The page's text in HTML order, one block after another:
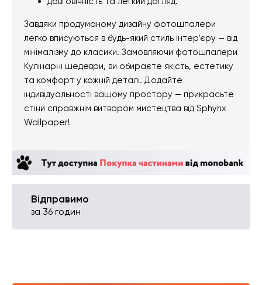
Завдяки продуманому дизайну фотошпалери
легко вписуються в будь-який стиль інтер’єру — від
мінімалізму до класики. Замовляючи фотошпалери
Кулінарні шедеври, ви обираєте якість, естетику
та комфорт у кожній деталі. Додайте
індивідуальності вашому простору — прикрасьте
стіни справжнім витвором мистецтва від Sphynx
Wallpaper!
Відправимо
за 36 годин